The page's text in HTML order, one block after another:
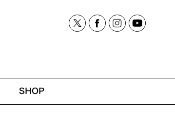
SHOP